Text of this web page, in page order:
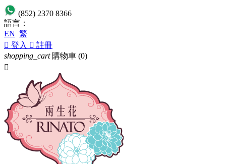
(852) 2370 8366
語言：
EN 繁
 登入  註冊
shopping_cart 購物車 (0)
